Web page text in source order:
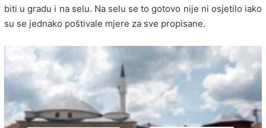
biti u gradu i na selu. Na selu se to gotovo nije ni osjetilo iako
su se jednako poštivale mjere za sve propisane.